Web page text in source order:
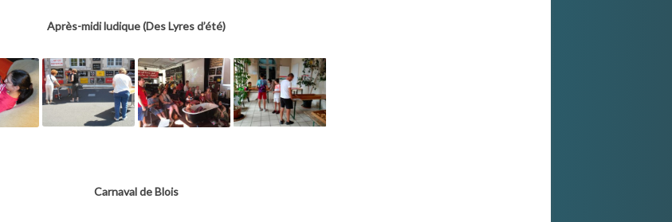
Après-midi ludique (Des Lyres d’été)
Carnaval de Blois